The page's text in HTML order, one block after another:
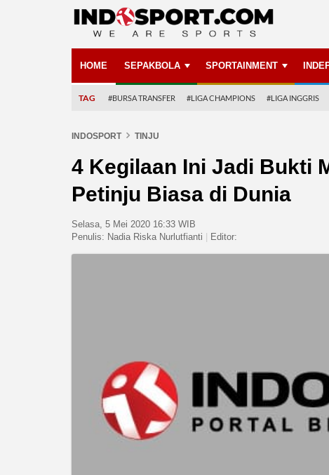
HOME SEPAKBOLA SPORTAINMENT
TAG #BURSA TRANSFER #LIGA CHAMPIONS #LIGA INGGRIS
INDOSPORT TINJU
4 Kegilaan Ini Jadi Bukti
Petinju Biasa di Dunia
Selasa, 5 Mei 2020 16:33 WIB
Penulis: Nadia Riska Nurlutfianti Editor: